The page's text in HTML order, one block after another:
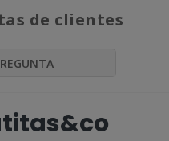
de clientes